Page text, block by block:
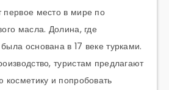
первое место в мире по
масла. Долина, где
основана в 17 веке турками.
туристам предлагают
косметику и попробовать